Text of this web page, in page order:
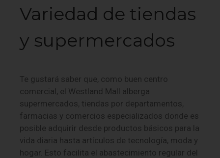
Variedad de tiendas
y supermercados
Te gustará saber que, como buen centro
comercial, el Westland Mall alberga
supermercados, tiendas por departamentos,
farmacias y comercios especializados donde es
posible adquirir desde productos básicos para la
vida diaria hasta artículos de tecnología, moda y
hogar. Esto facilita el abastecimiento regular del